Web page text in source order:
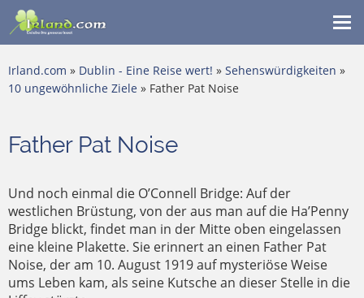
Irland.com » Dublin - Eine Reise wert! » Sehenswürdigkeiten »
10 ungewöhnliche Ziele » Father Pat Noise
Father Pat Noise
Und noch einmal die O’Connell Bridge: Auf der
westlichen Brüstung, von der aus man auf die Ha’Penny
Bridge blickt, findet man in der Mitte oben eingelassen
eine kleine Plakette. Sie erinnert an einen Father Pat
Noise, der am 10. August 1919 auf mysteriöse Weise
ums Leben kam, als seine Kutsche an dieser Stelle in die